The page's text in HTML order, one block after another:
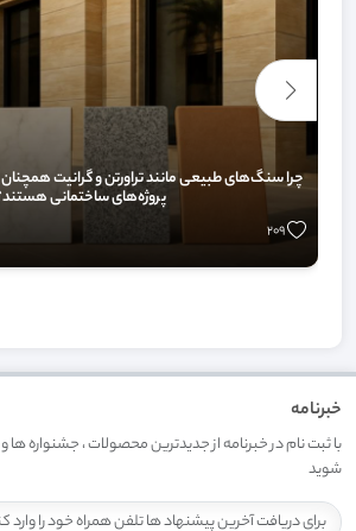
چرا سنگ‌های طبیعی مانند تراورتن و گرانیت
پروژه‌های ساختمانی
209
خبرنامه
با ثبت نام در خبرنامه از جدیدترین محصولات ، جشنواره
شوید